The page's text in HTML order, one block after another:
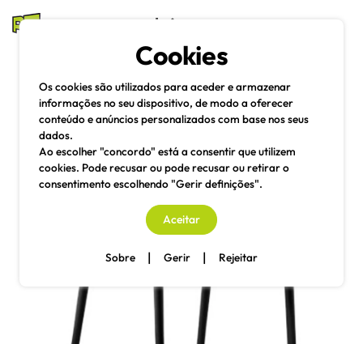
mesas e cadeiras
Pesquisa
Cookies
Os cookies são utilizados para aceder e armazenar
informações no seu dispositivo, de modo a oferecer
conteúdo e anúncios personalizados com base nos seus
dados.
Ao escolher "concordo" está a consentir que utilizem
cookies. Pode recusar ou pode recusar ou retirar o
consentimento escolhendo "Gerir definições".
Aceitar
Sobre | Gerir | Rejeitar